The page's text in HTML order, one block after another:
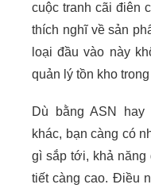
cuộc tranh cãi điên
thích nghĩ về sản
loại đầu vào này
quản lý tồn kho
Dù bằng ASN
khác, bạn càng có
gì sắp tới, khả
tiết càng cao. Điều